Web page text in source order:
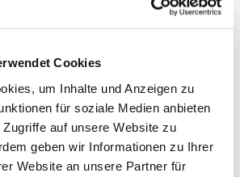
Cookies
um Inhalte und Anzeigen zu
für soziale Medien anbieten
auf unsere Website zu
geben wir Informationen zu Ihrer
Website an unsere Partner für